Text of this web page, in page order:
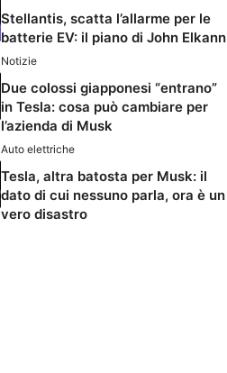
Stellantis, scatta l’allarme per le
batterie EV: il piano di John Elkann
Notizie
Due colossi giapponesi “entrano”
in Tesla: cosa può cambiare per
l’azienda di Musk
Auto elettriche
Tesla, altra batosta per Musk: il
dato di cui nessuno parla, ora è un
vero disastro